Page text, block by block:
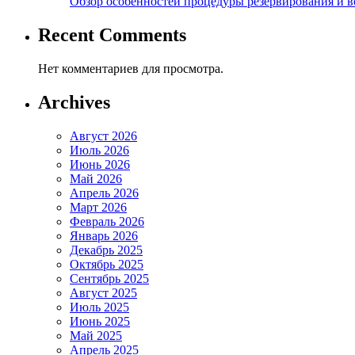
Recent Comments
Нет комментариев для просмотра.
Archives
Август 2026
Июль 2026
Июнь 2026
Май 2026
Апрель 2026
Март 2026
Февраль 2026
Январь 2026
Декабрь 2025
Октябрь 2025
Сентябрь 2025
Август 2025
Июль 2025
Июнь 2025
Май 2025
Апрель 2025